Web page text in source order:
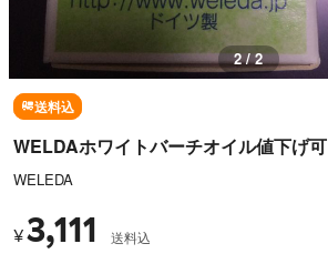
1 / 2
送料込
WELDAホワイトバーチオイル値下げ可
WELEDA
¥3,111 送料込